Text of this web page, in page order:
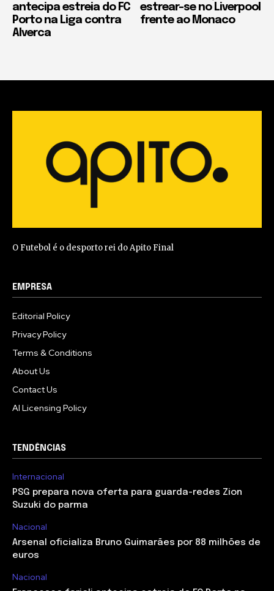
antecipa estreia do FC
Porto na Liga contra
Alverca
estrear-se no Liverpool
frente ao Monaco
O Futebol é o desporto rei do Apito Final
EMPRESA
Editorial Policy
Privacy Policy
Terms & Conditions
About Us
Contact Us
AI Licensing Policy
TENDÊNCIAS
Internacional
PSG prepara nova oferta para guarda-redes Zion
Suzuki do parma
Nacional
Arsenal oficializa Bruno Guimarães por 88 milhões de
euros
Nacional